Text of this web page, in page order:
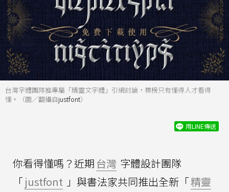
台灣字體團隊推專屬「精靈文字體」引網討論，標榜只有懂得人才看得
懂。（圖／翻攝自justfont）
用LINE傳送
你看得懂嗎？近期 台灣 字體設計團隊
「justfont 」與書法家共同推出全新「精靈